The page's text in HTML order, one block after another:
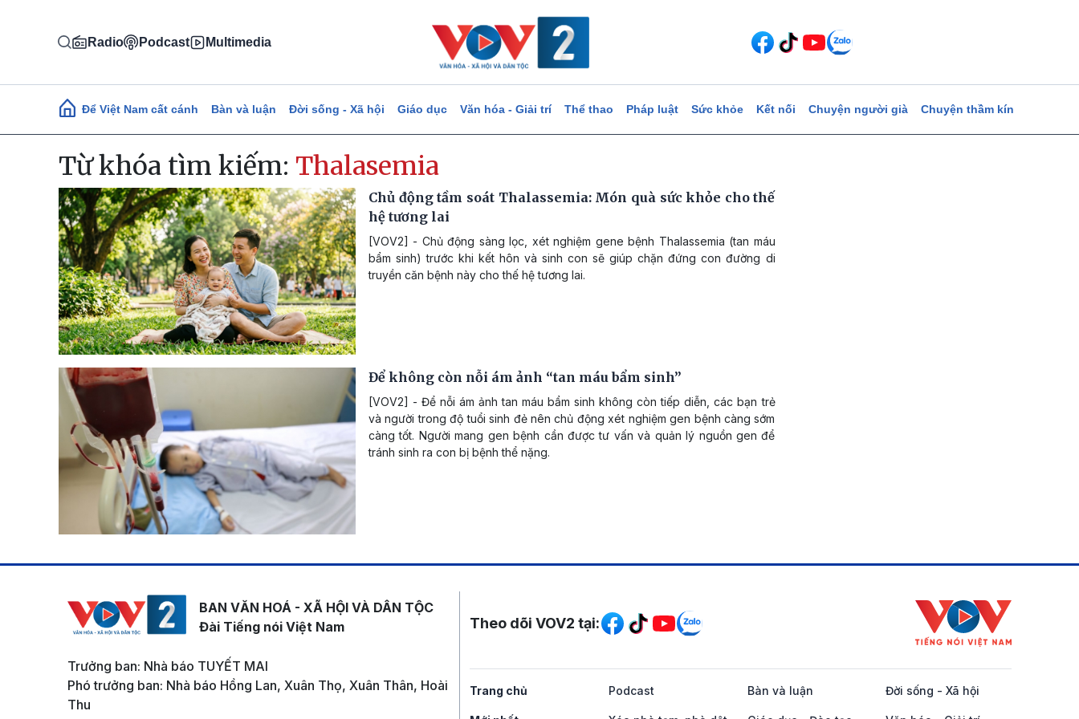
Radio Podcast Multimedia
Main navigation
Để Việt Nam cất cánh Bàn và luận Đời sống - Xã hội Giáo dục Văn hóa - Giải trí Thể thao Pháp luật Sức khỏe Kết nối Chuyện người già Chuyện thầm kín
Từ khóa tìm kiếm: Thalasemia
Chủ động tầm soát Thalassemia: Món quà sức khỏe cho thế
hệ tương lai
[VOV2] - Chủ động sàng lọc, xét nghiệm gene bệnh Thalassemia (tan máu
bẩm sinh) trước khi kết hôn và sinh con sẽ giúp chặn đứng con đường di
truyền căn bệnh này cho thế hệ tương lai.
Để không còn nỗi ám ảnh “tan máu bẩm sinh”
[VOV2] - Để nỗi ám ảnh tan máu bẩm sinh không còn tiếp diễn, các bạn trẻ
và người trong độ tuổi sinh đẻ nên chủ động xét nghiệm gen bệnh càng sớm
càng tốt. Người mang gen bệnh cần được tư vấn và quản lý nguồn gen để
tránh sinh ra con bị bệnh thể nặng.
BAN VĂN HOÁ - XÃ HỘI VÀ DÂN TỘC
Đài Tiếng nói Việt Nam
Trưởng ban: Nhà báo TUYẾT MAI
Phó trưởng ban: Nhà báo Hồng Lan, Xuân Thọ, Xuân Thân, Hoài
Thu
Mạng xã hội
Theo dõi VOV2 tại:
Trang chủ Podcast Bàn và luận Đời sống - Xã hội